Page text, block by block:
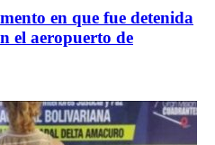
en que fue detenida
el aeropuerto de